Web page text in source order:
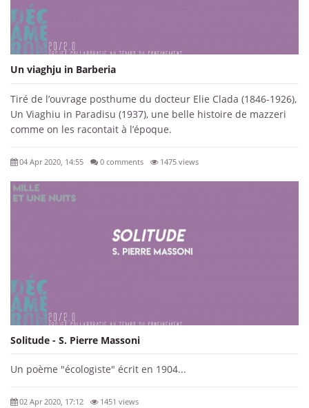
Un viaghju in Barberia
Tiré de l’ouvrage posthume du docteur Elie Clada (1846-1926),
Un Viaghiu in Paradisu (1937), une belle histoire de mazzeri
comme on les racontait à l’époque.
04 Apr 2020, 14:55 0 comments 1475 views
Solitude - S. Pierre Massoni
Un poème "écologiste" écrit en 1904...
02 Apr 2020, 17:12 1451 views